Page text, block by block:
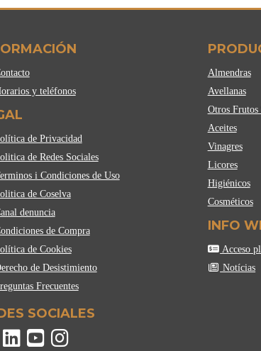
y teléfonos
de Privacidad
de Redes Sociales
i Condiciones de Uso
de Coselva
denuncia
de Compra
de Cookies
de Desistimiento
Frecuentes
Almendras
Avellanas
Otros Frutos
Aceites
Vinagres
Licores
Higiénicos
Cosméticos
INFO
Acceso
Notícias
SOCIALES